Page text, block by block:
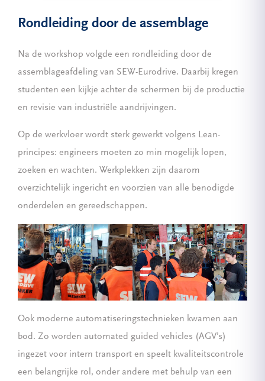
Rondleiding door de assemblage
Na de workshop volgde een rondleiding door de
assemblageafdeling van SEW-Eurodrive. Daarbij kregen
studenten een kijkje achter de schermen bij de productie
en revisie van industriële aandrijvingen.
Op de werkvloer wordt sterk gewerkt volgens Lean-
principes: engineers moeten zo min mogelijk lopen,
zoeken en wachten. Werkplekken zijn daarom
overzichtelijk ingericht en voorzien van alle benodigde
onderdelen en gereedschappen.
Ook moderne automatiseringstechnieken kwamen aan
bod. Zo worden automated guided vehicles (AGV’s)
ingezet voor intern transport en speelt kwaliteitscontrole
een belangrijke rol, onder andere met behulp van een